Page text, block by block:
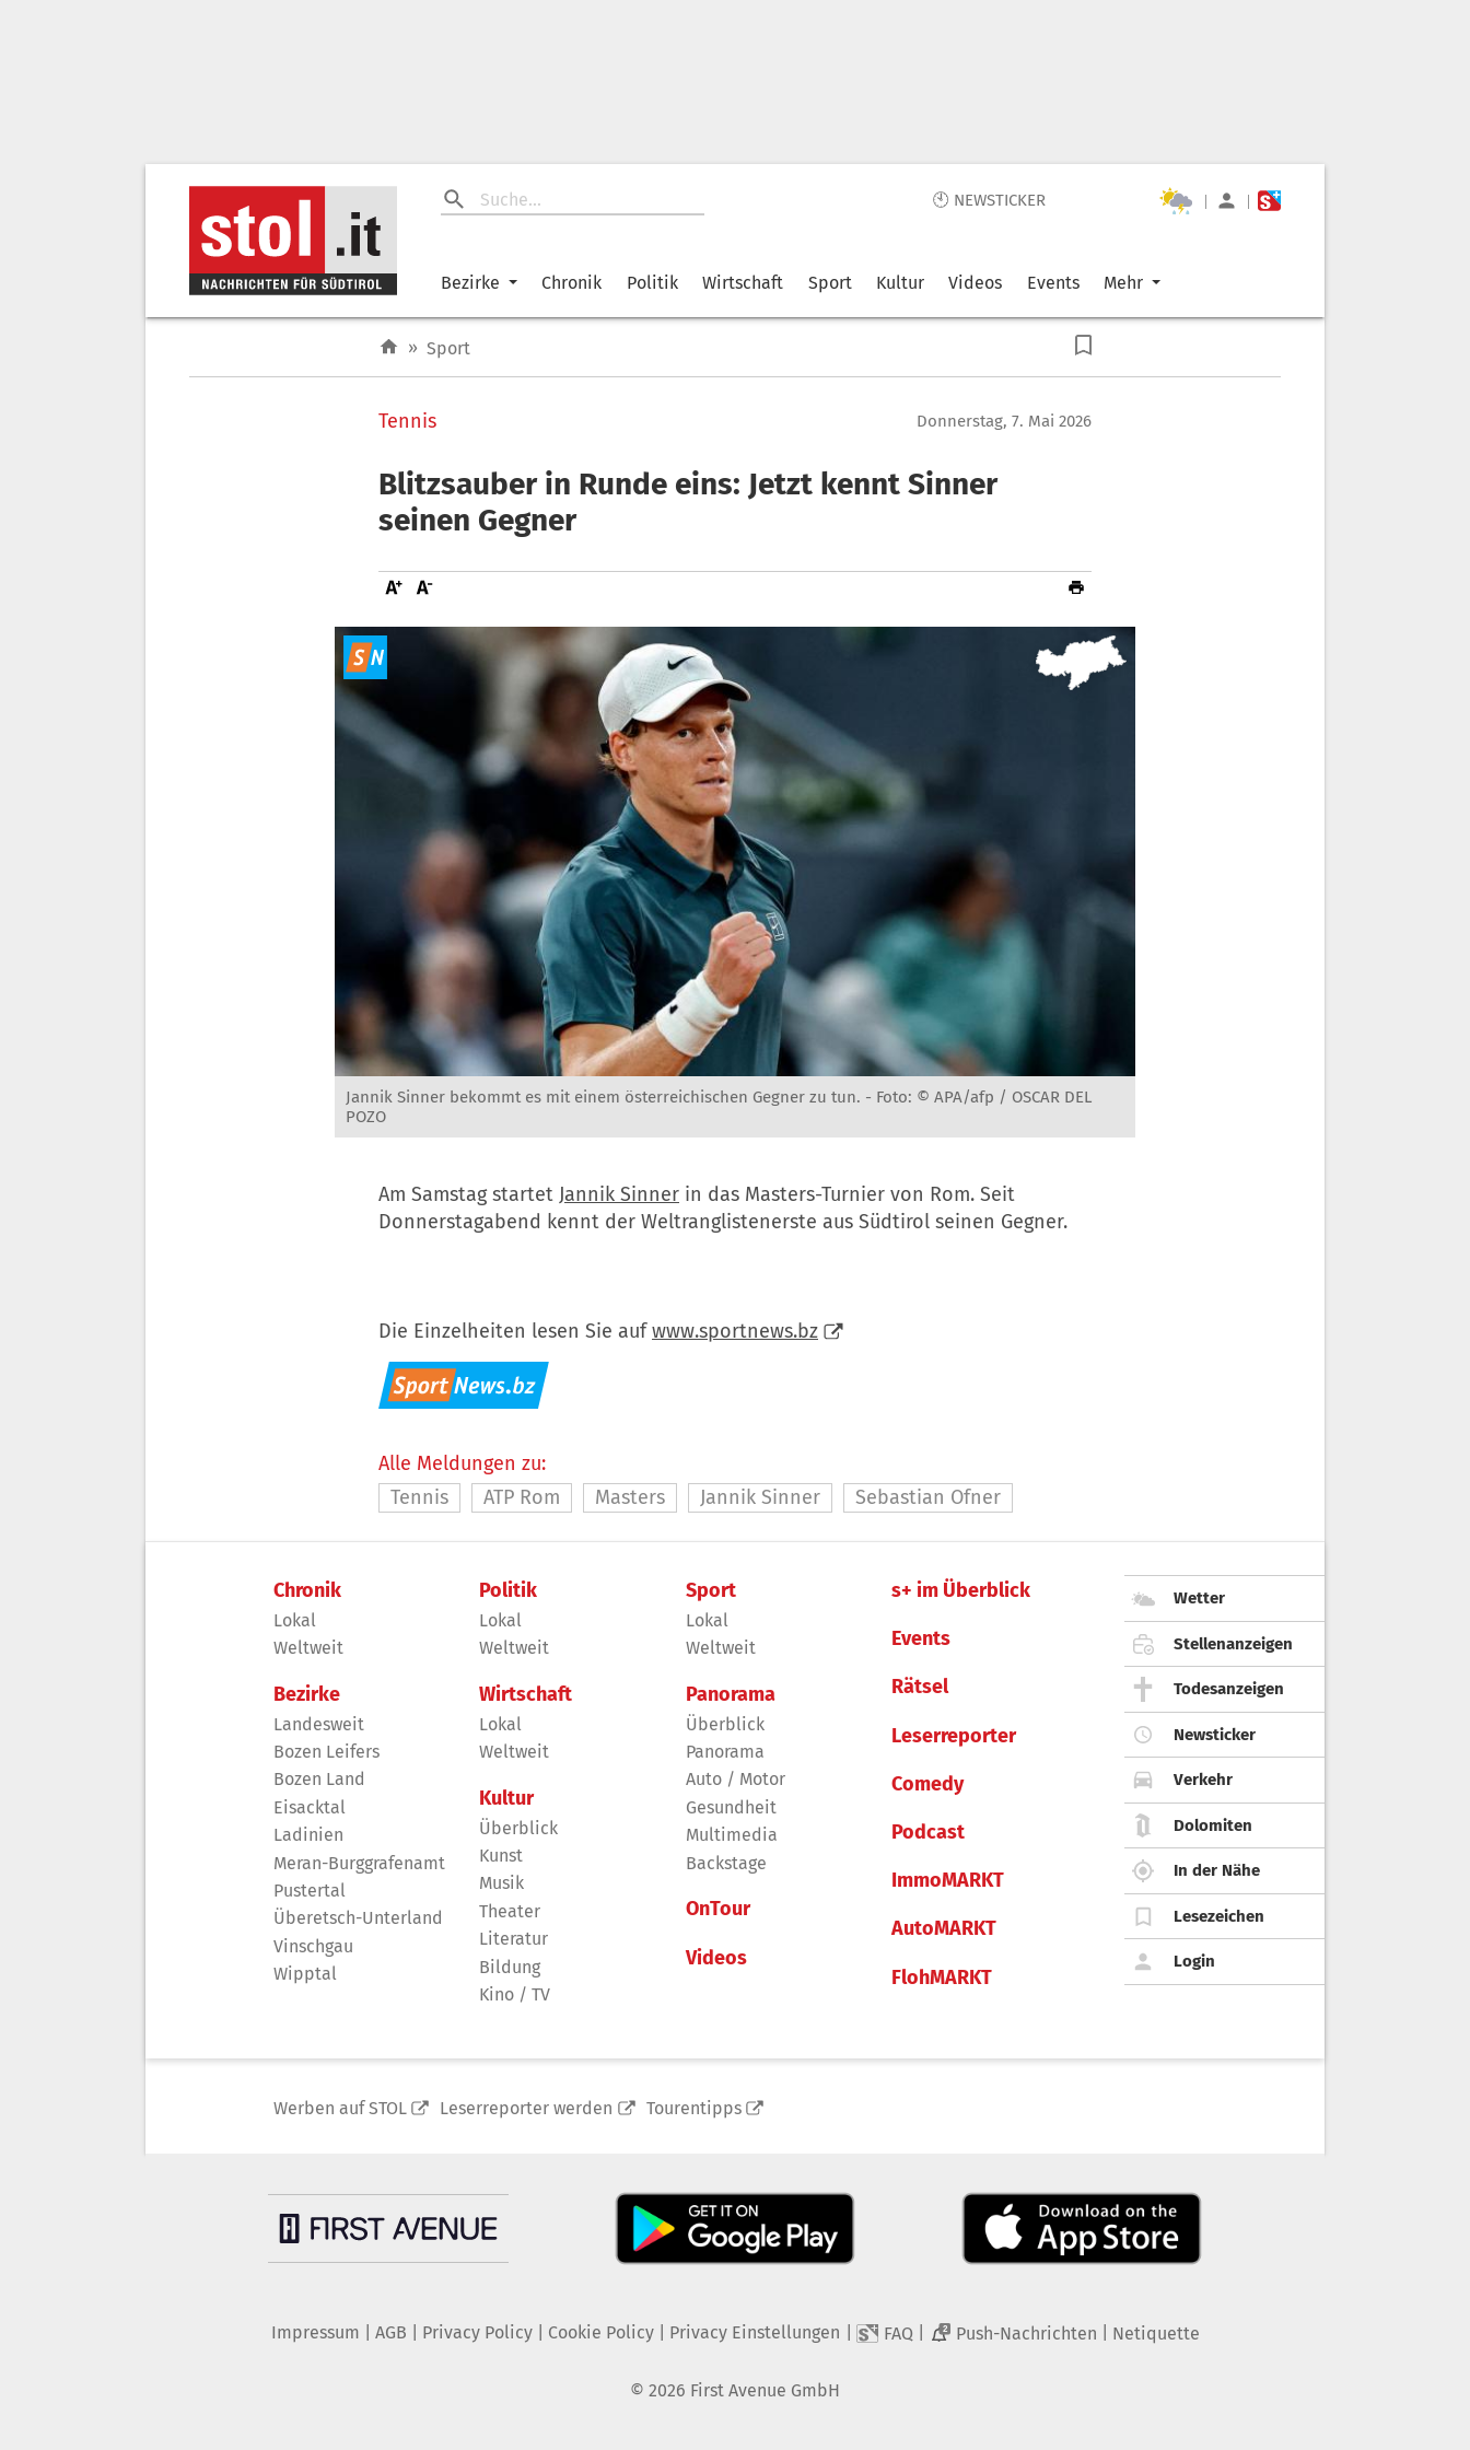
🕙 NEWSTICKER | |
Bezirke Chronik Politik Wirtschaft Sport Kultur Videos Events Mehr
» Sport
Tennis Donnerstag, 7. Mai 2026
Blitzsauber in Runde eins: Jetzt kennt Sinner
seinen Gegner
Jannik Sinner bekommt es mit einem österreichischen Gegner zu tun. - Foto: © APA/afp / OSCAR DEL
POZO
Am Samstag startet Jannik Sinner in das Masters-Turnier von Rom. Seit
Donnerstagabend kennt der Weltranglistenerste aus Südtirol seinen Gegner.
Die Einzelheiten lesen Sie aufwww.sportnews.bz
Alle Meldungen zu:
Tennis
ATP Rom Masters Jannik Sinner Sebastian Ofner
Chronik
Lokal
Weltweit
Bezirke
Landesweit
Bozen Leifers
Bozen Land
Eisacktal
Ladinien
Meran-Burggrafenamt
Pustertal
Überetsch-Unterland
Vinschgau
Wipptal
Politik
Lokal
Weltweit
Wirtschaft
Lokal
Weltweit
Kultur
Überblick
Kunst
Musik
Theater
Literatur
Bildung
Kino / TV
Sport
Lokal
Weltweit
Panorama
Überblick
Panorama
Auto / Motor
Gesundheit
Multimedia
Backstage
OnTour
Videos
s+ im Überblick
Events
Rätsel
Leserreporter
Comedy
Podcast
ImmoMARKT
AutoMARKT
FlohMARKT
Wetter
Stellenanzeigen
Todesanzeigen
Newsticker
Verkehr
Dolomiten
In der Nähe
Lesezeichen
Login
Werben auf STOL Leserreporter werden Tourentipps
Impressum AGB Privacy Policy| Cookie Policy| Privacy Einstellungen FAQ 2 Push-Nachrichten Netiquette
© 2026 First Avenue GmbH